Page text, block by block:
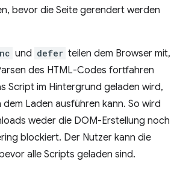
bevor die Seite gerendert werden
und defer teilen dem Browser mit,
des HTML-Codes fortfahren
Script im Hintergrund geladen wird,
Laden ausführen kann. So wird
weder die DOM-Erstellung noch
blockiert. Der Nutzer kann die
alle Scripts geladen sind.